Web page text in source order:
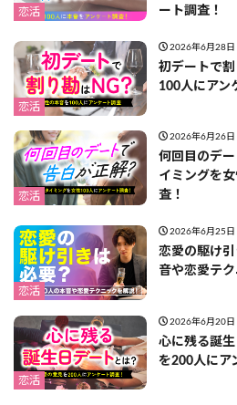
恋活
ート調査！
恋活
2026年6月28日
初デートで
100人にアン
恋活
2026年6月26日
何回目のデ
イミングを
査！
恋活
2026年6月25日
恋愛の駆け
音や恋愛テ
恋活
2026年6月20日
心に残る誕
を200人にア